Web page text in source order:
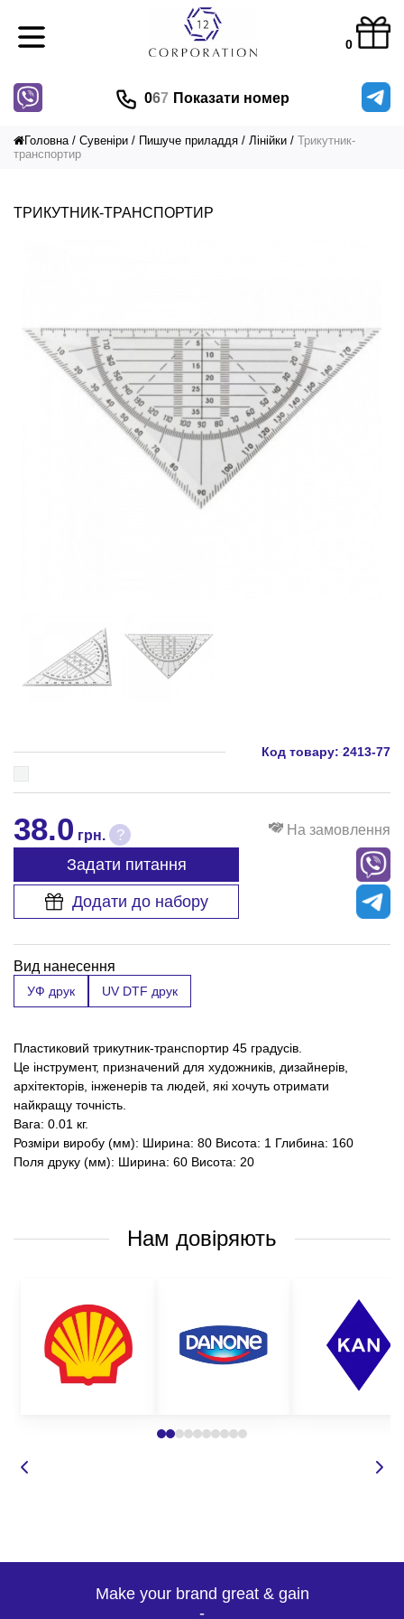
0
067 Показати номер
Головна Сувеніри Пишуче приладдя Лінійки
Трикутник-
транспортир
ТРИКУТНИК-ТРАНСПОРТИР
Код товару: 2413-77
38.0 грн. ? На замовлення
Задати питання
Додати до набору
Вид нанесення
УФ друк UV DTF друк
Пластиковий трикутник-транспортир 45 градусів.
Це інструмент, призначений для художників, дизайнерів,
архітекторів, інженерів та людей, які хочуть отримати
найкращу точність.
Вага: 0.01 кг.
Розміри виробу (мм): Ширина: 80 Висота: 1 Глибина: 160
Поля друку (мм): Ширина: 60 Висота: 20
Нам довіряють
Make your brand great & gain
-